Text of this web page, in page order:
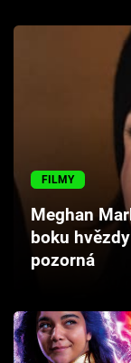
Cool Esport
Pořady
Sledujte
FILMY
Meghan
boku
pozorná